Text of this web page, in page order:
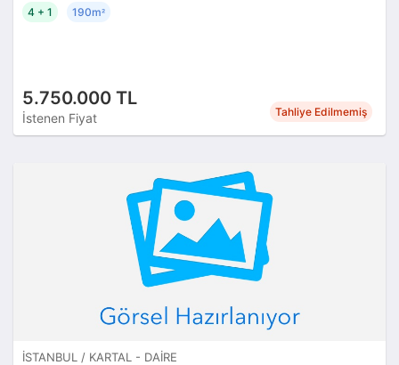
5.750.000 TL
İstenen Fiyat Tahliye Edilmemiş
4 + 1 190m²
İSTANBUL / KARTAL - DAIRE